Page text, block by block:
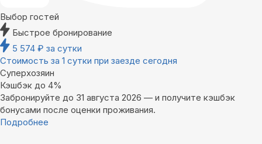
Выбор гостей
Быстрое бронирование
5 574 ₽ за сутки
Стоимость за 1 сутки при заезде сегодня
Суперхозяин
Кэшбэк до 4%
Забронируйте до 31 августа 2026 — и получите кэшбэк
бонусами после оценки проживания.
Подробнее